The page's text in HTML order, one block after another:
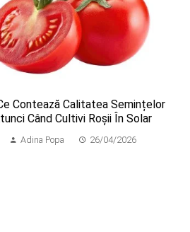
Contează Calitatea Semințelor
Când Cultivi Roșii În Solar
Adina Popa 26/04/2026